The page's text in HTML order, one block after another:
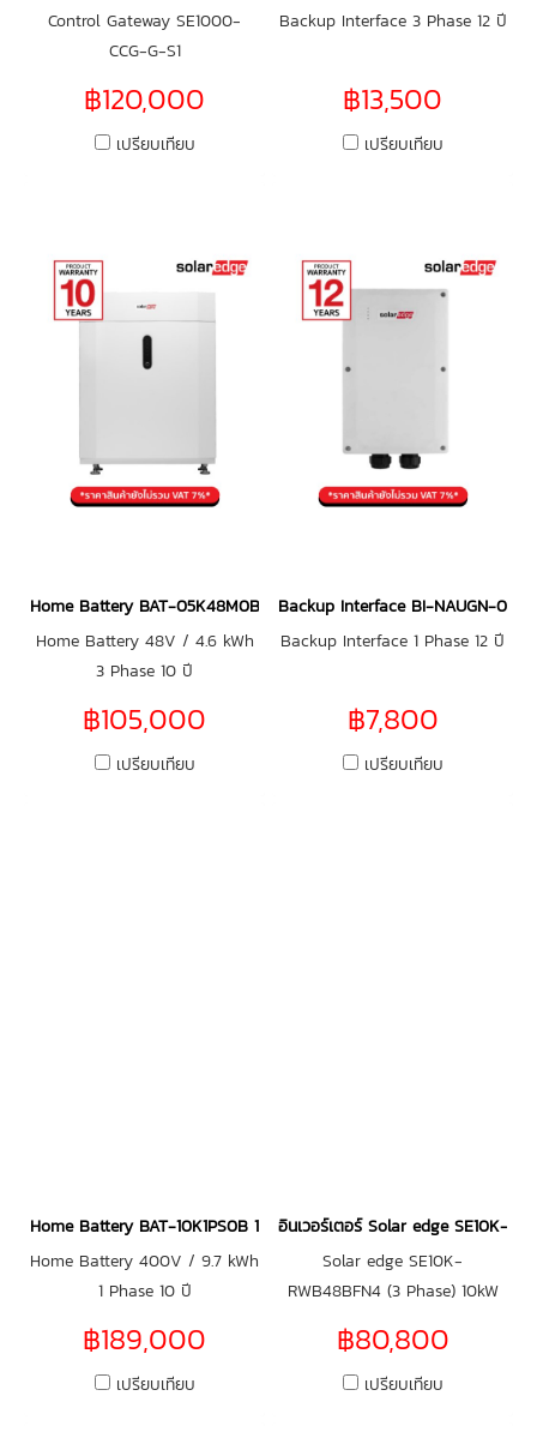
Control Gateway SE1000-
CCG-G-S1
฿120,000
เปรียบเทียบ
Backup Interface 3 Phase 12 ปี
฿13,500
เปรียบเทียบ
Home Battery BAT-05K48M0B-02 3 Phase
Home Battery 48V / 4.6 kWh
3 Phase 10 ปี
฿105,000
เปรียบเทียบ
Backup Interface BI-NAUGN-01
Backup Interface 1 Phase 12 ปี
฿7,800
เปรียบเทียบ
Home Battery BAT-10K1PS0B 1 Phase
Home Battery 400V / 9.7 kWh
1 Phase 10 ปี
฿189,000
เปรียบเทียบ
อินเวอร์เตอร์ Solar edge SE10K-
Solar edge SE10K-
RWB48BFN4 (3 Phase) 10kW
฿80,800
เปรียบเทียบ